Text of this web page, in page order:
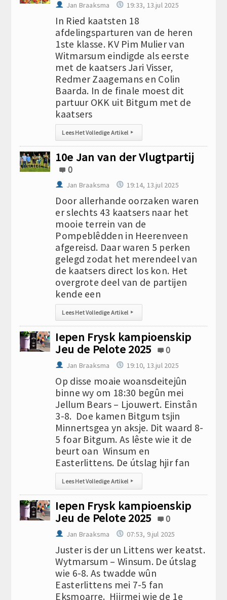
Jan Braaksma 19:33, 13.jul 2025
In Ried kaatsten 18
afdelingsparturen van de heren
1ste klasse. KV Pim Mulier van
Witmarsum eindigde als eerste
met de kaatsers Jari Visser,
Redmer Zaagemans en Colin
Baarda. In de finale moest dit
partuur OKK uit Bitgum met de
kaatsers
Lees Het Volledige Artikel ▸
10e Jan van der Vlugtpartij
0
Jan Braaksma 19:14, 13.jul 2025
Door allerhande oorzaken waren
er slechts 43 kaatsers naar het
mooie terrein van de
Pompeblêdden in Heerenveen
afgereisd. Daar waren 5 perken
gelegd zodat het merendeel van
de kaatsers direct los kon. Het
overgrote deel van de partijen
kende een
Lees Het Volledige Artikel ▸
Iepen Frysk kampioenskip
Jeu de Pelote 2025
0
Jan Braaksma 19:10, 13.jul 2025
Op disse moaie woansdeitejûn
binne wy om 18:30 begûn mei
Jellum Bears – Ljouwert. Einstân
3-8. Doe kamen Bitgum tsjin
Minnertsgea yn aksje. Dit waard 8-
5 foar Bitgum. As lêste wie it de
beurt oan Winsum en
Easterlittens. De útslag hjir fan
Lees Het Volledige Artikel ▸
Iepen Frysk kampioenskip
Jeu de Pelote 2025
0
Jan Braaksma 07:53, 9.jul 2025
Juster is der un Littens wer keatst.
Wytmarsum – Winsum. De útslag
wie 6-8. As twadde wûn
Easterlittens mei 7-5 fan
Eksmoarre. Hjirmei wie de 1e